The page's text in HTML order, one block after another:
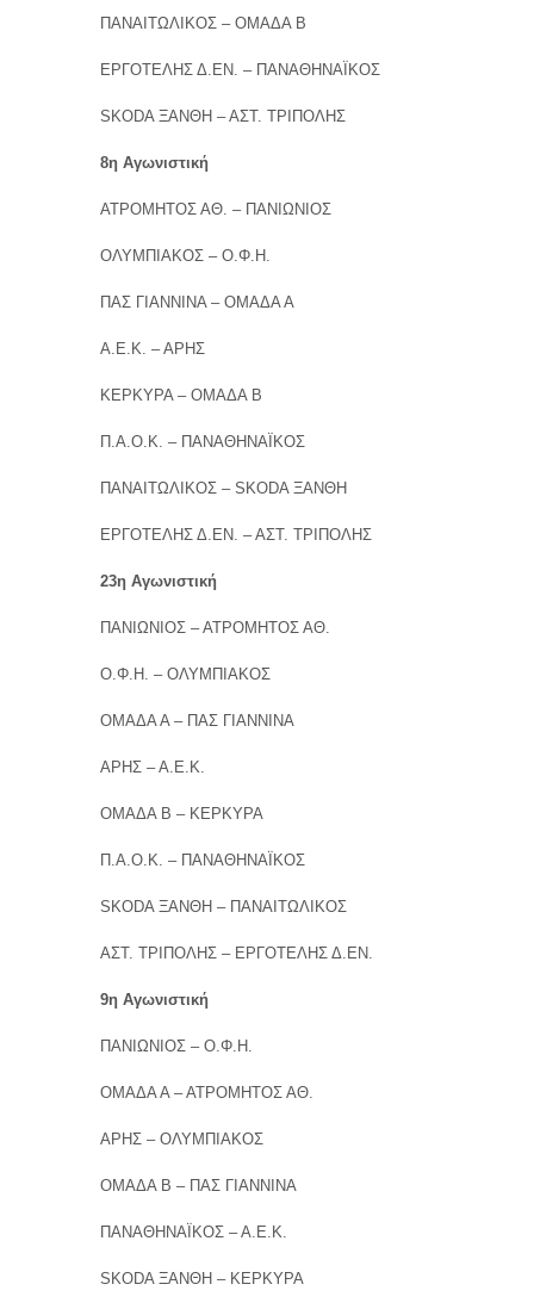
ΠΑΝΑΙΤΩΛΙΚΟΣ – ΟΜΑΔΑ Β
ΕΡΓΟΤΕΛΗΣ Δ.ΕΝ. – ΠΑΝΑΘΗΝΑΪΚΟΣ
SKODA ΞΑΝΘΗ – ΑΣΤ. ΤΡΙΠΟΛΗΣ
8η Αγωνιστική
ΑΤΡΟΜΗΤΟΣ ΑΘ. – ΠΑΝΙΩΝΙΟΣ
ΟΛΥΜΠΙΑΚΟΣ – Ο.Φ.Η.
ΠΑΣ ΓΙΑΝΝΙΝΑ – ΟΜΑΔΑ Α
Α.Ε.Κ. – ΑΡΗΣ
ΚΕΡΚΥΡΑ – ΟΜΑΔΑ Β
Π.Α.Ο.Κ. – ΠΑΝΑΘΗΝΑΪΚΟΣ
ΠΑΝΑΙΤΩΛΙΚΟΣ – SKODA ΞΑΝΘΗ
ΕΡΓΟΤΕΛΗΣ Δ.ΕΝ. – ΑΣΤ. ΤΡΙΠΟΛΗΣ
23η Αγωνιστική
ΠΑΝΙΩΝΙΟΣ – ΑΤΡΟΜΗΤΟΣ ΑΘ.
Ο.Φ.Η. – ΟΛΥΜΠΙΑΚΟΣ
ΟΜΑΔΑ Α – ΠΑΣ ΓΙΑΝΝΙΝΑ
ΑΡΗΣ – Α.Ε.Κ.
ΟΜΑΔΑ Β – ΚΕΡΚΥΡΑ
Π.Α.Ο.Κ. – ΠΑΝΑΘΗΝΑΪΚΟΣ
SKODA ΞΑΝΘΗ – ΠΑΝΑΙΤΩΛΙΚΟΣ
ΑΣΤ. ΤΡΙΠΟΛΗΣ – ΕΡΓΟΤΕΛΗΣ Δ.ΕΝ.
9η Αγωνιστική
ΠΑΝΙΩΝΙΟΣ – Ο.Φ.Η.
ΟΜΑΔΑ Α – ΑΤΡΟΜΗΤΟΣ ΑΘ.
ΑΡΗΣ – ΟΛΥΜΠΙΑΚΟΣ
ΟΜΑΔΑ Β – ΠΑΣ ΓΙΑΝΝΙΝΑ
ΠΑΝΑΘΗΝΑΪΚΟΣ – Α.Ε.Κ.
SKODA ΞΑΝΘΗ – ΚΕΡΚΥΡΑ